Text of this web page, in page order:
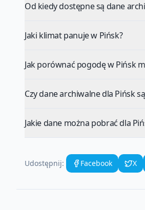
Od kiedy dostępne są dane
Jaki klimat panuje w Pińsk?
Jak porównać pogodę w Pińsk
Czy dane archiwalne dla Pińsk
Jakie dane można pobrać dla
Udostępnij: Facebook X